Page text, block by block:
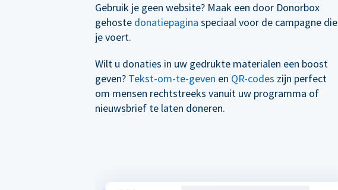
Gebruik je geen website? Maak een door Donorbox
gehoste donatiepagina speciaal voor de campagne die
je voert.
Wilt u donaties in uw gedrukte materialen een boost
geven? Tekst-om-te-geven en QR-codes zijn perfect
om mensen rechtstreeks vanuit uw programma of
nieuwsbrief te laten doneren.